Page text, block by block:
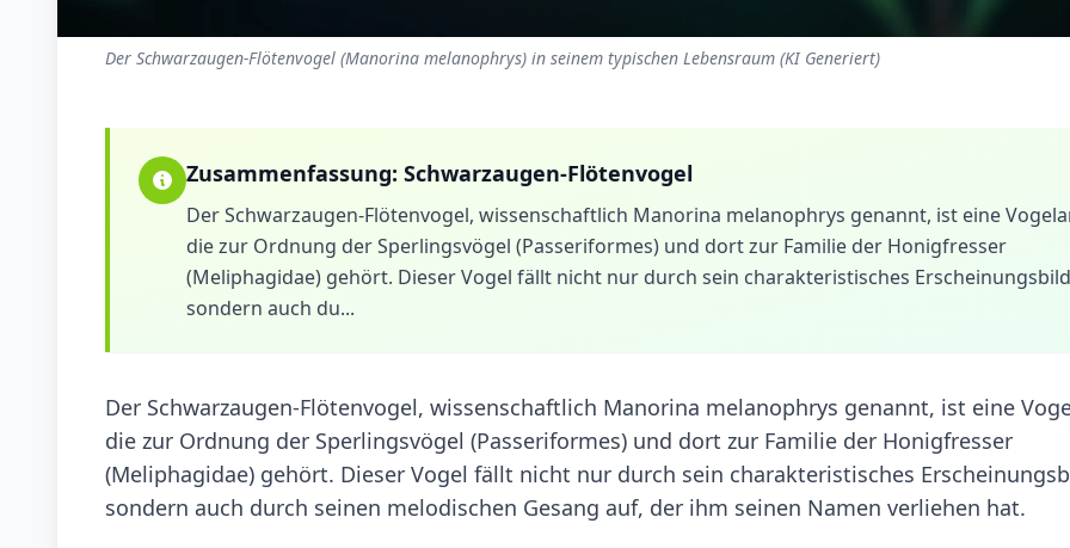
Der Schwarzaugen-Flötenvogel (Manorina melanophrys) in seinem typischen Lebensraum (KI Generiert)
Zusammenfassung: Schwarzaugen-Flötenvogel
Der Schwarzaugen-Flötenvogel, wissenschaftlich Manorina melanophrys genannt, ist eine
die zur Ordnung der Sperlingsvögel (Passeriformes) und dort zur Familie der Honigfresser
(Meliphagidae) gehört. Dieser Vogel fällt nicht nur durch sein charakteristisches
sondern auch du...
Der Schwarzaugen-Flötenvogel, wissenschaftlich Manorina melanophrys genannt, ist eine
die zur Ordnung der Sperlingsvögel (Passeriformes) und dort zur Familie der Honigfresser
(Meliphagidae) gehört. Dieser Vogel fällt nicht nur durch sein charakteristisches
sondern auch durch seinen melodischen Gesang auf, der ihm seinen Namen verliehen hat.